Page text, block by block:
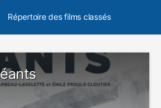
Répertoire des films classés